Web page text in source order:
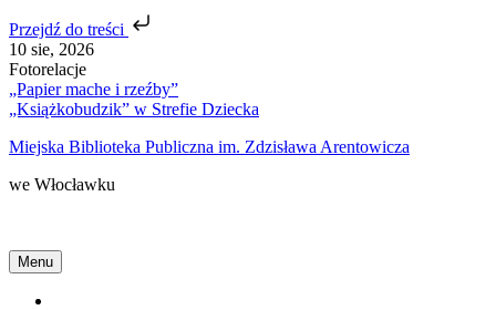
Przejdź do treści
Skip
to
content
10 sie, 2026
Fotorelacje
„Papier mache i rzeźby”
„Książkobudzik” w Strefie Dziecka
Miejska Biblioteka Publiczna im. Zdzisława Arentowicza
we Włocławku
Menu